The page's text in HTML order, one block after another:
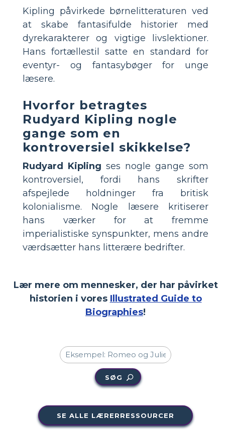
Kipling påvirkede børnelitteraturen ved
at skabe fantasifulde historier med
dyrekarakterer og vigtige livslektioner.
Hans fortællestil satte en standard for
eventyr- og fantasybøger for unge
læsere.
Hvorfor betragtes
Rudyard Kipling nogle
gange som en
kontroversiel skikkelse?
Rudyard Kipling ses nogle gange som
kontroversiel, fordi hans skrifter
afspejlede holdninger fra britisk
kolonialisme. Nogle læsere kritiserer
hans værker for at fremme
imperialistiske synspunkter, mens andre
værdsætter hans litterære bedrifter.
Lær mere om mennesker, der har påvirket
historien i vores Illustrated Guide to
Biographies!
SØG
SE ALLE LÆRERRESSOURCER